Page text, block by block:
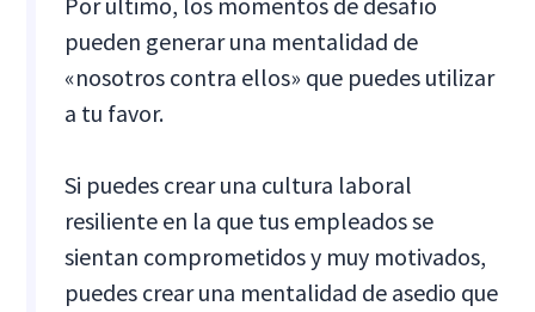
pueden generar una mentalidad de
«nosotros contra ellos» que puedes utilizar
a tu favor.
Si puedes crear una cultura laboral
resiliente en la que tus empleados se
sientan comprometidos y muy motivados,
puedes crear una mentalidad de asedio que